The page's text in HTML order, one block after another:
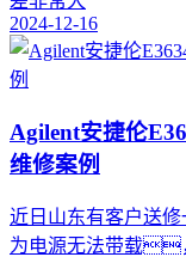
2024-12-16
Agilent安捷伦
维修案例
近日山东有客户送
为电源无法带载